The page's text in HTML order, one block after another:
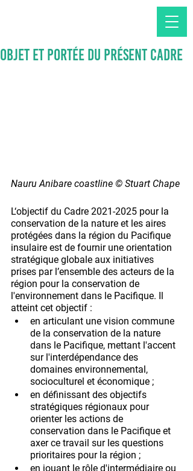
Objet et portée du présent Cadre
Nauru Anibare coastline © Stuart Chape
L‘objectif du Cadre 2021-2025 pour la
conservation de la nature et les aires
protégées dans la région du Pacifique
insulaire est de fournir une orientation
stratégique globale aux initiatives
prises par l’ensemble des acteurs de la
région pour la conservation de
l'environnement dans le Pacifique. Il
atteint cet objectif :
en articulant une vision commune
de la conservation de la nature
dans le Pacifique, mettant l'accent
sur l'interdépendance des
domaines environnemental,
socioculturel et économique ;
en définissant des objectifs
stratégiques régionaux pour
orienter les actions de
conservation dans le Pacifique et
axer ce travail sur les questions
prioritaires pour la région ;
en jouant le rôle d'intermédiaire ou